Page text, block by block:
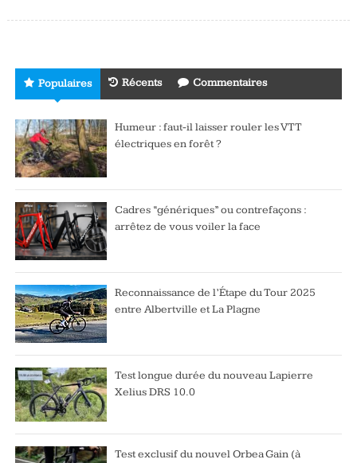
Populaires Récents Commentaires
Humeur : faut-il laisser rouler les VTT
électriques en forêt ?
Cadres “génériques” ou contrefaçons :
arrêtez de vous voiler la face
Reconnaissance de l’Étape du Tour 2025
entre Albertville et La Plagne
Test longue durée du nouveau Lapierre
Xelius DRS 10.0
Test exclusif du nouvel Orbea Gain (à